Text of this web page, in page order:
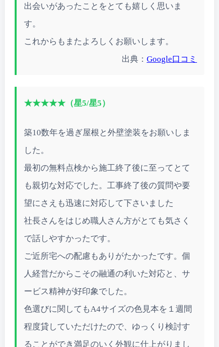
出会いがあったことをとても嬉しく思いま
す。
これからもまたよろしくお願いします。
出典： Google口コミ
★★★★★（星5/星5）
築10数年を過ぎ屋根と外壁塗装をお願いしま
した。
最初の無料点検から施工終了後に至ってとて
も親切な対応でした。工事終了後の質問や要
望にさえも迅速に対応して下さいました
社長さんをはじめ職人さん方がとても気さく
で話しやすかったです。
ご近所宅への配慮もありがたかったです。個
人経営だからこその融通の利いた対応と、サ
ービス精神が好印象でした。
色選びに関してもA4サイズの色見本を１週間
程度貸していただけたので、ゆっくり検討す
ることができ満足のいく外観に仕上がりまし